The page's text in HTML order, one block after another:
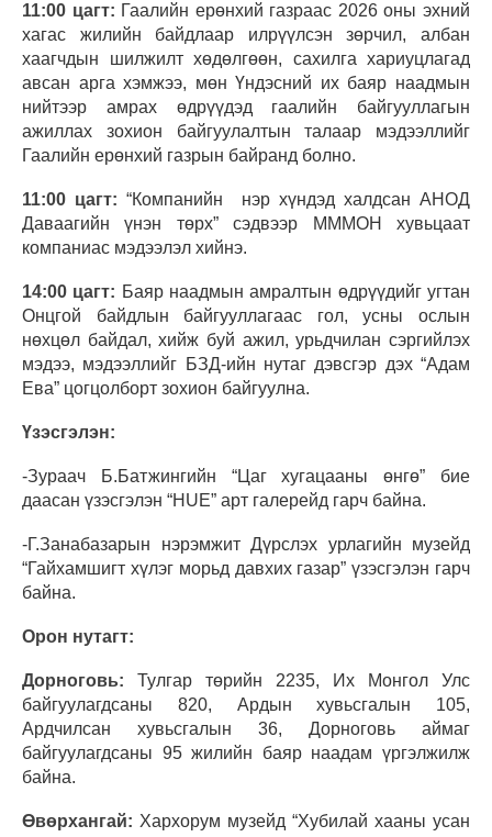
11:00 цагт: Гаалийн ерөнхий газраас 2026 оны эхний
хагас жилийн байдлаар илрүүлсэн зөрчил, албан
хаагчдын шилжилт хөдөлгөөн, сахилга хариуцлагад
авсан арга хэмжээ, мөн Үндэсний их баяр наадмын
нийтээр амрах өдрүүдэд гаалийн байгууллагын
ажиллах зохион байгуулалтын талаар мэдээллийг
Гаалийн ерөнхий газрын байранд болно.
11:00 цагт:“Компанийн нэр хүндэд халдсан АНОД
Даваагийн үнэн төрх” сэдвээр МММОН хувьцаат
компаниас мэдээлэл хийнэ.
14:00 цагт: Баяр наадмын амралтын өдрүүдийг угтан
Онцгой байдлын байгууллагаас гол, усны ослын
нөхцөл байдал, хийж буй ажил, урьдчилан сэргийлэх
мэдээ, мэдээллийг БЗД-ийн нутаг дэвсгэр дэх “Адам
Ева” цогцолборт зохион байгуулна.
Үзэсгэлэн:
-Зураач Б.Батжингийн “Цаг хугацааны өнгө” бие
даасан үзэсгэлэн “HUE” арт галерейд гарч байна.
-Г.Занабазарын нэрэмжит Дүрслэх урлагийн музейд
“Гайхамшигт хүлэг морьд давхих газар” үзэсгэлэн гарч
байна.
Орон нутагт:
Дорноговь: Тулгар төрийн 2235, Их Монгол Улс
байгуулагдсаны 820, Ардын хувьсгалын 105,
Ардчилсан хувьсгалын 36, Дорноговь аймаг
байгуулагдсаны 95 жилийн баяр наадам үргэлжилж
байна.
Өвөрхангай: Хархорум музейд “Хубилай хааны усан